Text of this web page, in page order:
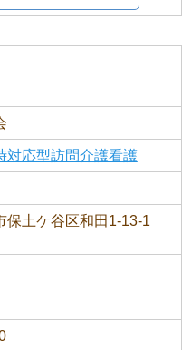
対応型訪問介護看護
保土ケ谷区和田1-13-1